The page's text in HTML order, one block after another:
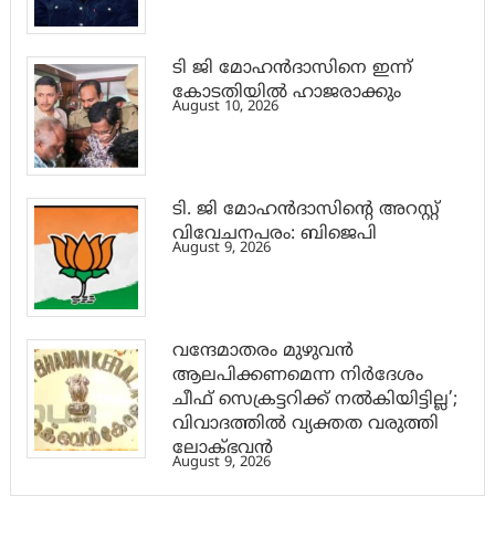
ടി ജി മോഹൻദാസിനെ ഇന്ന്
കോടതിയിൽ ഹാജരാക്കും
August 10, 2026
ടി. ജി മോഹന്‍ദാസിന്റെ അറസ്റ്റ്
വിവേചനപരം: ബിജെപി
August 9, 2026
വന്ദേമാതരം മുഴുവൻ
ആലപിക്കണമെന്ന നിർദേശം
ചീഫ് സെക്രട്ടറിക്ക് നൽകിയിട്ടില്ല’;
വിവാദത്തിൽ വ്യക്തത വരുത്തി
ലോക്ഭവൻ
August 9, 2026